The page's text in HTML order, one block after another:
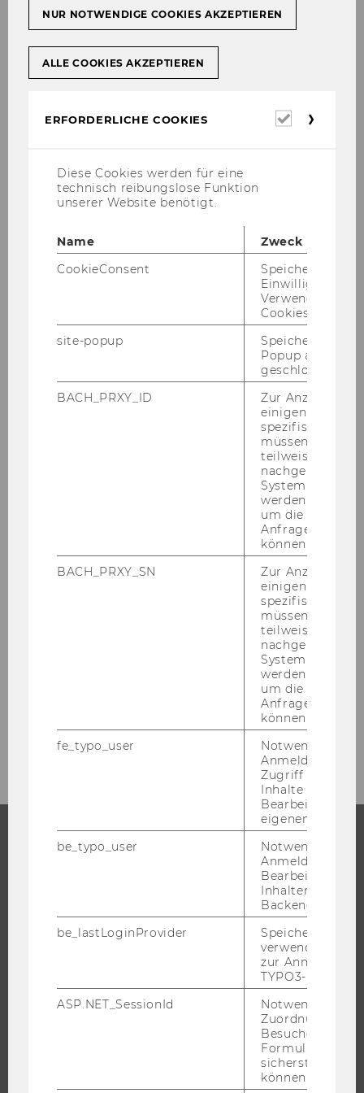
Oktober 2019
Dezember 2019
Jänner 2020
Februar 2020
Mitteilungsblatt vom 05. Februar 2020, 18.
Stück
Mitteilungsblatt vom 12. Februar 2020, 19.
Stück
Mitteilungsblatt vom 19. Februar 2020, 20.
Stück
Mitteilungsblatt vom 26. Februar 2020, 21.
Mai 2020
September 2020
BACHELOR
EXECUTIVE EDUCATION
BEWERBUNG UND ZULASSUNG
INTERNATIONALE UND INCOMING EXCHANGE STUDIERENDE
ANGEBOTE FÜR SCHULEN UND STUDIENINTERESSIERTE
NUR NOTWENDIGE COOKIES AKZEPTIEREN
ALLE COOKIES AKZEPTIEREN
ERFORDERLICHE COOKIES
Diese Cookies werden für eine
technisch reibungslose Funktion
unserer Website benötigt.
Name
Zweck
CookieConsent
Speichert Ihre
Einwilligung zur
Verwendung von
Cookies.
site-popup
Speichert ob ein
Popup
geschlossen
BACH_PRXY_ID
Zur Anzeige von
einigen WU-
spezifischen
müssen
teilweise von
nachgelagerten
System
werden.
um die Antwort
Anfrage
können.
BACH_PRXY_SN
Zur Anzeige von
einigen WU-
spezifischen
müssen
teilweise von
nachgelagerten
System
werden.
um die Antwort
Anfrage
können.
fe_typo_user
Notwendig für
Anmeldung und
Zugriff auf
Inhalte oder zur
Bearbeitung des
eigenen Profils.
be_typo_user
Notwendig für
Anmeldung und
Bearbeitung von
Inhalten im
Backend.
be_lastLoginProvider
Speichert die
verwendete
zur Anmeldung
TYPO3-Backend.
ASP.NET_SessionId
Notwendig, um
Zuordnung von
Besucher zu
sicherstellen zu
können.